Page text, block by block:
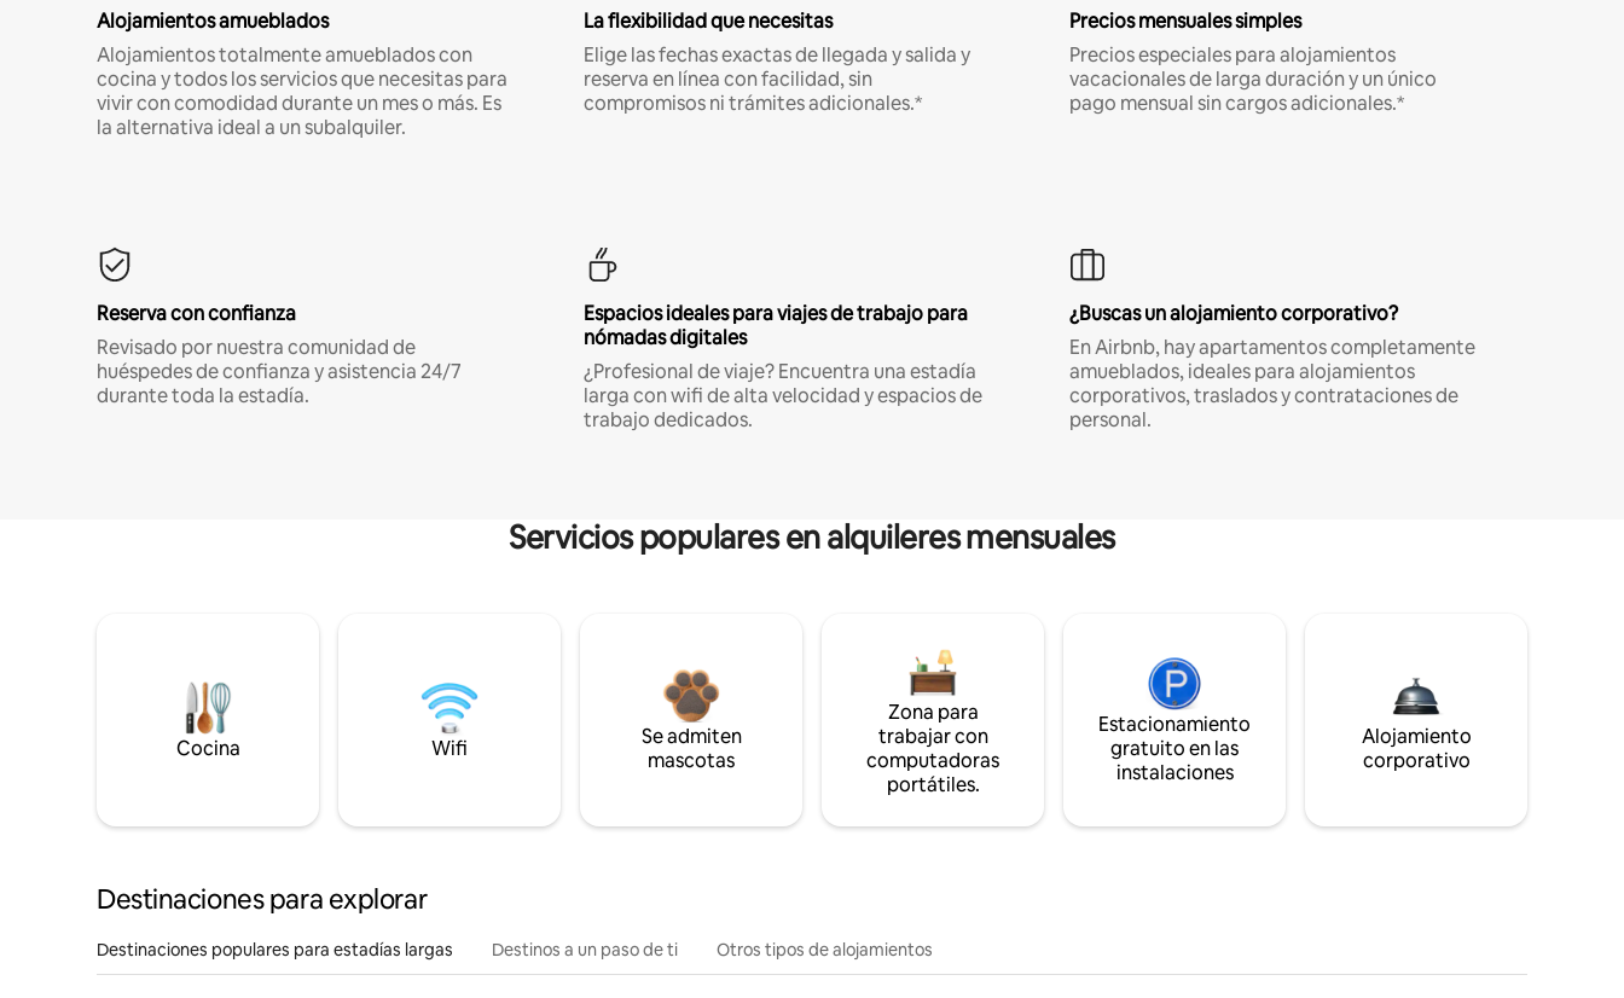
Alojamientos amueblados
Alojamientos totalmente amueblados con
cocina y todos los servicios que necesitas para
vivir con comodidad durante un mes o más. Es
la alternativa ideal a un subalquiler.
La flexibilidad que necesitas
Elige las fechas exactas de llegada y salida y
reserva en línea con facilidad, sin
compromisos ni trámites adicionales.*
Precios mensuales simples
Precios especiales para alojamientos
vacacionales de larga duración y un único
pago mensual sin cargos adicionales.*
Reserva con confianza
Revisado por nuestra comunidad de
huéspedes de confianza y asistencia 24/7
durante toda la estadía.
Espacios ideales para viajes de trabajo para
nómadas digitales
¿Profesional de viaje? Encuentra una estadía
larga con wifi de alta velocidad y espacios de
trabajo dedicados.
¿Buscas un alojamiento corporativo?
En Airbnb, hay apartamentos completamente
amueblados, ideales para alojamientos
corporativos, traslados y contrataciones de
personal.
Servicios populares en alquileres mensuales
Cocina Wifi
Se admiten
mascotas
Zona para
trabajar con
computadoras
portátiles.
Estacionamiento
gratuito en las
instalaciones
Alojamiento
corporativo
Destinaciones para explorar
Destinaciones populares para estadías largas Destinos a un paso de ti Otros tipos de alojamientos